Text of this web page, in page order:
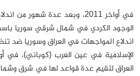
في أواخر 2011، وبعد عدة
اندلاع المواجهات في العراق وسوريا ضد
العراق لتقيم عدة قواعد لها في شرق